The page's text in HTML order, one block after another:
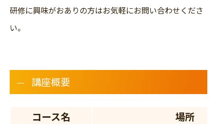
研修に興味がおありの方はお気軽にお問い合わせくださ
い。
講座概要
コース名 場所